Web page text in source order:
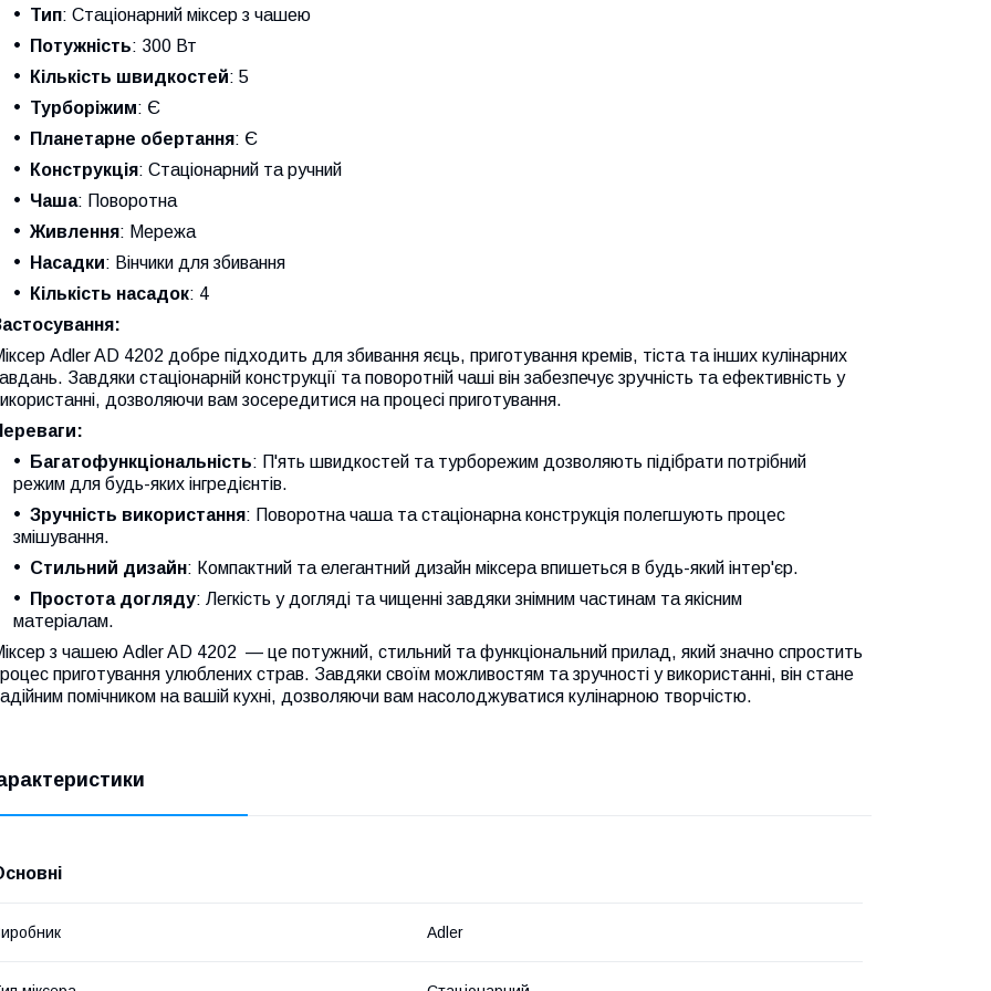
Тип: Стаціонарний міксер з чашею
Потужність: 300 Вт
Кількість швидкостей: 5
Турборіжим: Є
Планетарне обертання: Є
Конструкція: Стаціонарний та ручний
Чаша: Поворотна
Живлення: Мережа
Насадки: Вінчики для збивання
Кількість насадок: 4
Adler AD 4202 добре підходить для збивання яєць, приготування кремів, тіста та інших кулінарних
Завдяки стаціонарній конструкції та поворотній чаші він забезпечує зручність та ефективність у
дозволяючи вам зосередитися на процесі приготування.
Багатофункціональність: П'ять швидкостей та турборежим дозволяють підібрати потрібний
режим для будь-яких інгредієнтів.
Зручність використання: Поворотна чаша та стаціонарна конструкція полегшують процес
змішування.
Стильний дизайн: Компактний та елегантний дизайн міксера впишеться в будь-який інтер'єр.
Простота догляду: Легкість у догляді та чищенні завдяки знімним частинам та якісним
матеріалам.
з чашею Adler AD 4202 — це потужний, стильний та функціональний прилад, який значно спростить
приготування улюблених страв. Завдяки своїм можливостям та зручності у використанні, він стане
помічником на вашій кухні, дозволяючи вам насолоджуватися кулінарною творчістю.
Adler